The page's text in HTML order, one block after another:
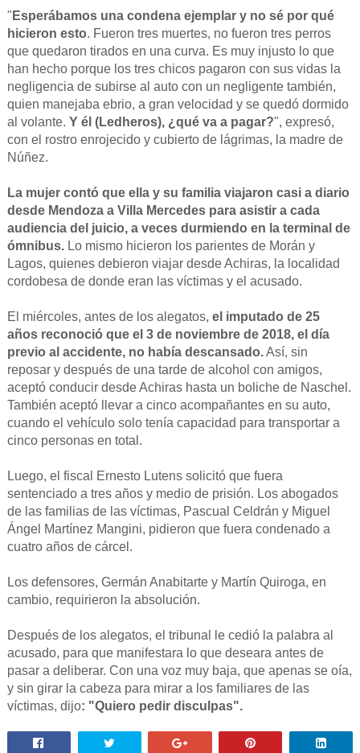
" Esperábamos una condena ejemplar y no sé por qué
hicieron esto. Fueron tres muertes, no fueron tres perros
que quedaron tirados en una curva. Es muy injusto lo que
han hecho porque los tres chicos pagaron con sus vidas la
negligencia de subirse al auto con un negligente también,
quien manejaba ebrio, a gran velocidad y se quedó dormido
al volante. Y él (Ledheros), ¿qué va a pagar?", expresó,
con el rostro enrojecido y cubierto de lágrimas, la madre de
Núñez.
La mujer contó que ella y su familia viajaron casi a diario
desde Mendoza a Villa Mercedes para asistir a cada
audiencia del juicio, a veces durmiendo en la terminal de
ómnibus.Lo mismo hicieron los parientes de Morán y
Lagos, quienes debieron viajar desde Achiras, la localidad
cordobesa de donde eran las víctimas y el acusado.
El miércoles, antes de los alegatos, el imputado de 25
años reconoció que el 3 de noviembre de 2018, el día
previo al accidente, no había descansado.Así, sin
reposar y después de una tarde de alcohol con amigos,
aceptó conducir desde Achiras hasta un boliche de Naschel.
También aceptó llevar a cinco acompañantes en su auto,
cuando el vehículo solo tenía capacidad para transportar a
cinco personas en total.
Luego, el fiscal Ernesto Lutens solicitó que fuera
sentenciado a tres años y medio de prisión. Los abogados
de las familias de las víctimas, Pascual Celdrán y Miguel
Ángel Martínez Mangini, pidieron que fuera condenado a
cuatro años de cárcel.
Los defensores, Germán Anabitarte y Martín Quiroga, en
cambio, requirieron la absolución.
Después de los alegatos, el tribunal le cedió la palabra al
acusado, para que manifestara lo que deseara antes de
pasar a deliberar. Con una voz muy baja, que apenas se oía,
y sin girar la cabeza para mirar a los familiares de las
víctimas, dijo: "Quiero pedir disculpas".